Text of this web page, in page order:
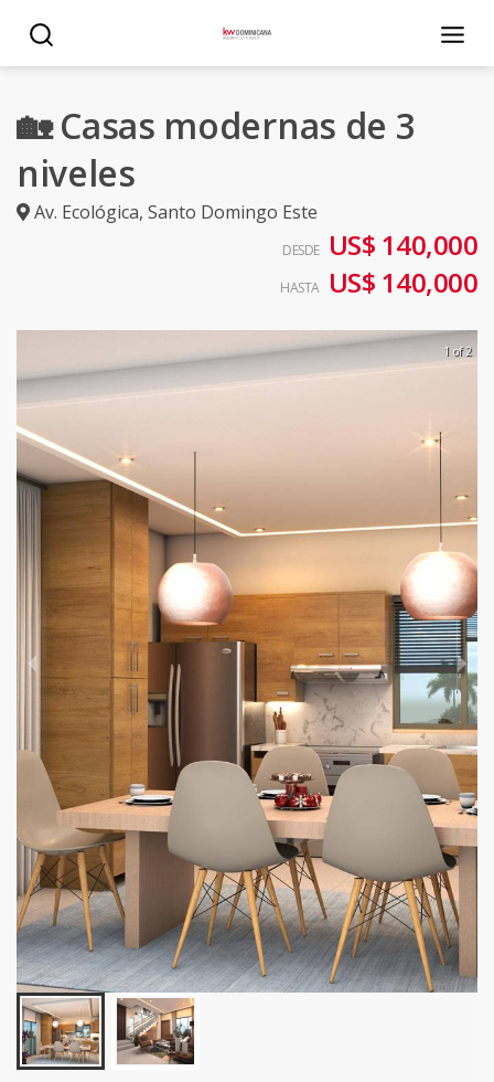
🏡 Casas modernas de 3
niveles
Av. Ecológica, Santo Domingo Este
DESDE US$ 140,000
HASTA US$ 140,000
1 of 2